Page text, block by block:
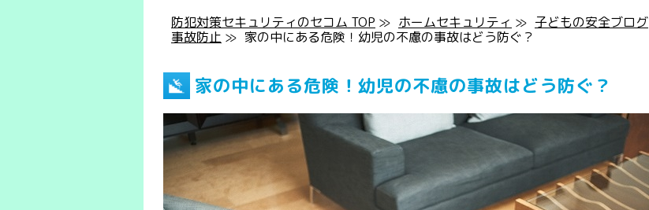
防犯対策セキュリティのセコム TOP ≫ ホームセキュリティ ≫ 子どもの安全ブログ
事故防止 ≫ 家の中にある危険！幼児の不慮の事故はどう防ぐ？
家の中にある危険！幼児の不慮の事故はどう防ぐ？